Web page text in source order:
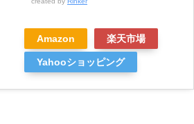
Amazon 楽天市場
Yahooショッピング